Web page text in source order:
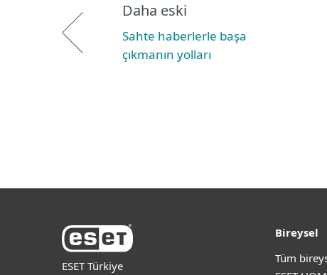
Daha eski
Sahte haberlerle başa
çıkmanın yolları
ESET Türkiye
Bireysel
Tüm